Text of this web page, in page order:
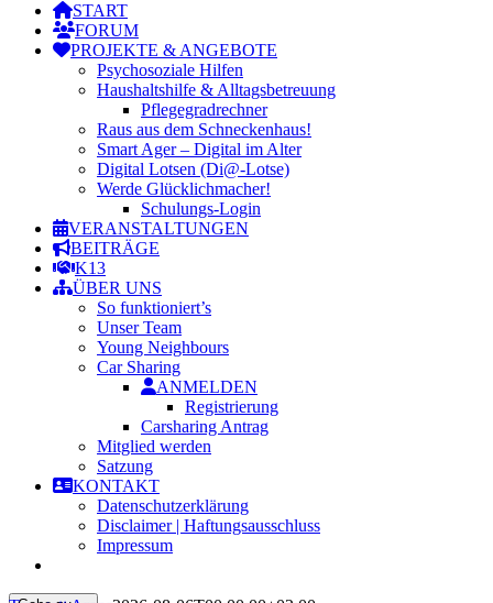
START
FORUM
PROJEKTE & ANGEBOTE
Psychosoziale Hilfen
Haushaltshilfe & Alltagsbetreuung
Pflegegradrechner
Raus aus dem Schneckenhaus!
Smart Ager – Digital im Alter
Digital Lotsen (Di@-Lotse)
Werde Glücklichmacher!
Schulungs-Login
VERANSTALTUNGEN
BEITRÄGE
K13
ÜBER UNS
So funktioniert’s
Unser Team
Young Neighbours
Car Sharing
ANMELDEN
Registrierung
Carsharing Antrag
Mitglied werden
Satzung
KONTAKT
Datenschutzerklärung
Disclaimer | Haftungsausschluss
Impressum